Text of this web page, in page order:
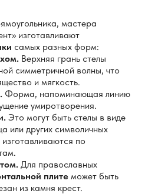
мастера
изготавливают
самых разных форм:
Верхняя грань стелы
симметричной волны, что
и мягкость.
Форма, напоминающая линию
умиротворения.
Это могут быть стелы в виде
или других символичных
по
Для православных
плите может быть
из камня крест.